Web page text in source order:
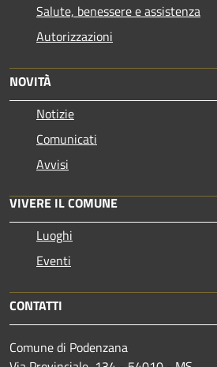
Salute, benessere e assistenza
Autorizzazioni
NOVITÀ
Notizie
Comunicati
Avvisi
VIVERE IL COMUNE
Luoghi
Eventi
CONTATTI
Comune di Podenzana